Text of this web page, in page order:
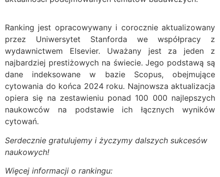
Ranking jest opracowywany i corocznie aktualizowany
przez Uniwersytet Stanforda we współpracy z
wydawnictwem Elsevier. Uważany jest za jeden z
najbardziej prestiżowych na świecie. Jego podstawą są
dane indeksowane w bazie Scopus, obejmujące
cytowania do końca 2024 roku. Najnowsza aktualizacja
opiera się na zestawieniu ponad 100 000 najlepszych
naukowców na podstawie ich łącznych wyników
cytowań.
Serdecznie gratulujemy i życzymy dalszych sukcesów
naukowych!
Więcej informacji o rankingu: